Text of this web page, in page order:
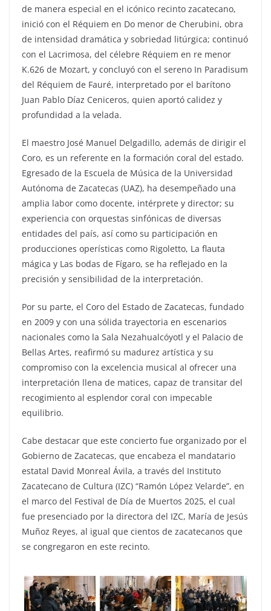
de manera especial en el icónico recinto zacatecano,
inició con el Réquiem en Do menor de Cherubini, obra
de intensidad dramática y sobriedad litúrgica; continuó
con el Lacrimosa, del célebre Réquiem en re menor
K.626 de Mozart, y concluyó con el sereno In Paradisum
del Réquiem de Fauré, interpretado por el barítono
Juan Pablo Díaz Ceniceros, quien aportó calidez y
profundidad a la velada.
El maestro José Manuel Delgadillo, además de dirigir el
Coro, es un referente en la formación coral del estado.
Egresado de la Escuela de Música de la Universidad
Autónoma de Zacatecas (UAZ), ha desempeñado una
amplia labor como docente, intérprete y director; su
experiencia con orquestas sinfónicas de diversas
entidades del país, así como su participación en
producciones operísticas como Rigoletto, La flauta
mágica y Las bodas de Fígaro, se ha reflejado en la
precisión y sensibilidad de la interpretación.
Por su parte, el Coro del Estado de Zacatecas, fundado
en 2009 y con una sólida trayectoria en escenarios
nacionales como la Sala Nezahualcóyotl y el Palacio de
Bellas Artes, reafirmó su madurez artística y su
compromiso con la excelencia musical al ofrecer una
interpretación llena de matices, capaz de transitar del
recogimiento al esplendor coral con impecable
equilibrio.
Cabe destacar que este concierto fue organizado por el
Gobierno de Zacatecas, que encabeza el mandatario
estatal David Monreal Ávila, a través del Instituto
Zacatecano de Cultura (IZC) “Ramón López Velarde”, en
el marco del Festival de Día de Muertos 2025, el cual
fue presenciado por la directora del IZC, María de Jesús
Muñoz Reyes, al igual que cientos de zacatecanos que
se congregaron en este recinto.